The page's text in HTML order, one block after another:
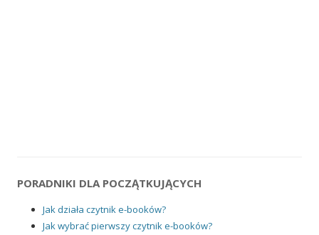
PORADNIKI DLA POCZĄTKUJĄCYCH
Jak działa czytnik e-booków?
Jak wybrać pierwszy czytnik e-booków?